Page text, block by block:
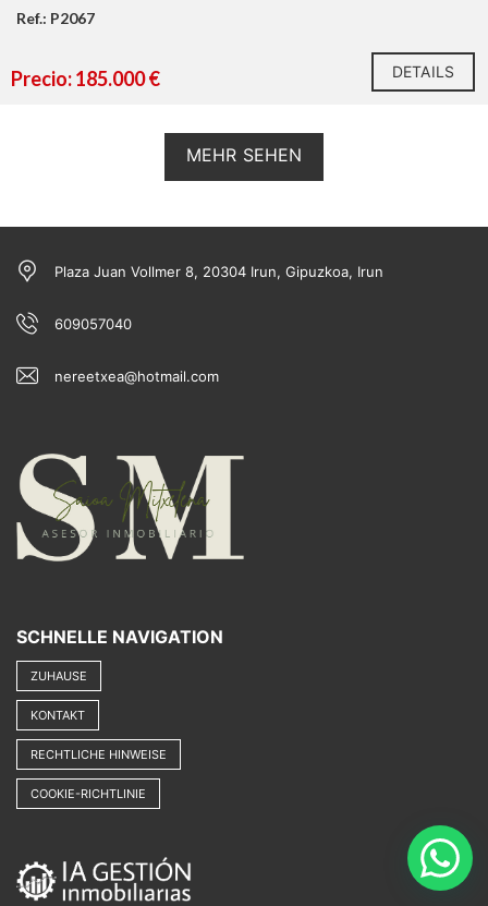
Ref.: P2067
Precio: 185.000 € DETAILS
MEHR SEHEN
Plaza Juan Vollmer 8, 20304 Irun, Gipuzkoa, Irun
609057040
nereetxea@hotmail.com
SCHNELLE NAVIGATION
ZUHAUSE
KONTAKT
RECHTLICHE HINWEISE
COOKIE-RICHTLINIE